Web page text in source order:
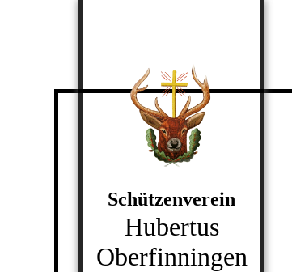
Schützenverein
Hubertus
Oberfinningen